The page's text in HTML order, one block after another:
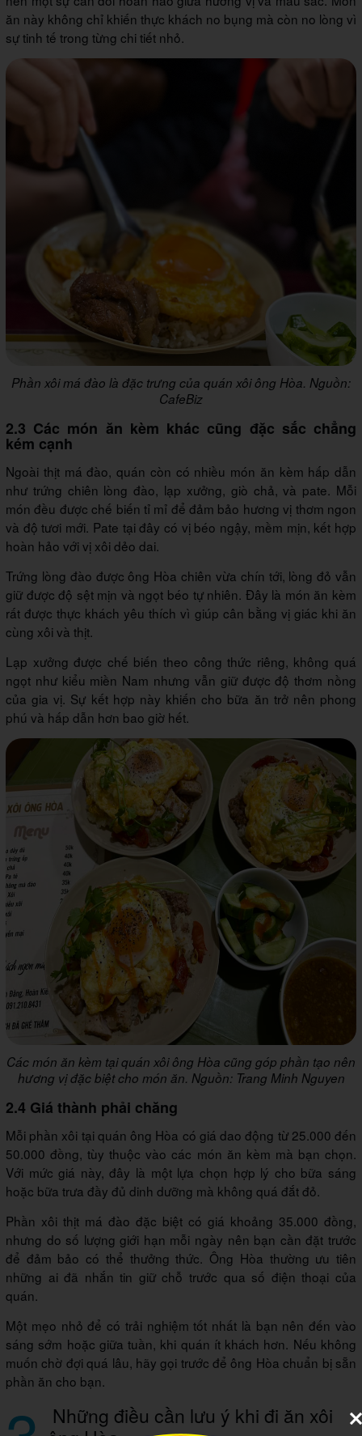
ăn này không chỉ khiến thực khách no bụng mà còn no lòng vì
sự tinh tế trong từng chi tiết nhỏ.
Phần xôi má đào là đặc trưng của quán xôi ông Hòa. Nguồn:
CafeBiz
2.3 Các món ăn kèm khác cũng đặc sắc chẳng
kém cạnh
Ngoài thịt má đào, quán còn có nhiều món ăn kèm hấp dẫn
như trứng chiên lòng đào, lạp xưởng, giò chả, và pate. Mỗi
món đều được chế biến tỉ mỉ để đảm bảo hương vị thơm ngon
và độ tươi mới. Pate tại đây có vị béo ngậy, mềm mịn, kết hợp
hoàn hảo với vị xôi dẻo dai.
Trứng lòng đào được ông Hòa chiên vừa chín tới, lòng đỏ vẫn
giữ được độ sệt mịn và ngọt béo tự nhiên. Đây là món ăn kèm
rất được thực khách yêu thích vì giúp cân bằng vị giác khi ăn
cùng xôi và thịt.
Lạp xưởng được chế biến theo công thức riêng, không quá
ngọt như kiểu miền Nam nhưng vẫn giữ được độ thơm nồng
của gia vị. Sự kết hợp này khiến cho bữa ăn trở nên phong
phú và hấp dẫn hơn bao giờ hết.
Các món ăn kèm tại quán xôi ông Hòa cũng góp phần tạo nên
hương vị đặc biệt cho món ăn. Nguồn: Trang Minh Nguyen
2.4 Giá thành phải chăng
Mỗi phần xôi tại quán ông Hòa có giá dao động từ 25.000 đến
50.000 đồng, tùy thuộc vào các món ăn kèm mà bạn chọn.
Với mức giá này, đây là một lựa chọn hợp lý cho bữa sáng
hoặc bữa trưa đầy đủ dinh dưỡng mà không quá đắt đỏ.
Phần xôi thịt má đào đặc biệt có giá khoảng 35.000 đồng,
nhưng do số lượng giới hạn mỗi ngày nên bạn cần đặt trước
để đảm bảo có thể thưởng thức. Ông Hòa thường ưu tiên
những ai đã nhắn tin giữ chỗ trước qua số điện thoại của
quán.
Một mẹo nhỏ để có trải nghiệm tốt nhất là bạn nên đến vào
sáng sớm hoặc giữa tuần, khi quán ít khách hơn. Nếu không
muốn chờ đợi quá lâu, hãy gọi trước để ông Hòa chuẩn bị sẵn
phần ăn cho bạn.
Những điều cần lưu ý khi đi ăn xôi